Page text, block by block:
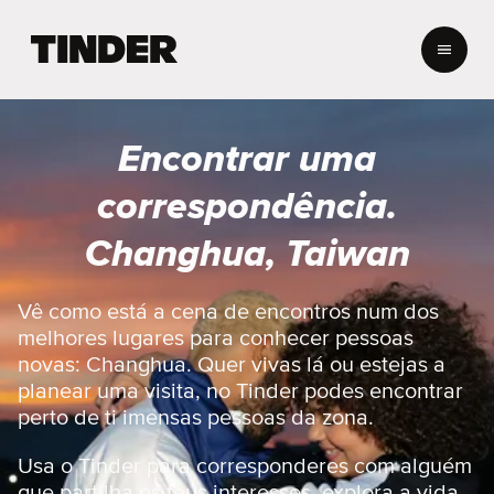
a
n
c
i
a
l
d
o
T
i
n
d
e
Encontrar uma
correspondência.
Changhua, Taiwan
Vê como está a cena de encontros num dos
melhores lugares para conhecer pessoas
novas: Changhua. Quer vivas lá ou estejas a
planear uma visita, no Tinder podes encontrar
perto de ti imensas pessoas da zona.
Usa o Tinder para corresponderes com alguém